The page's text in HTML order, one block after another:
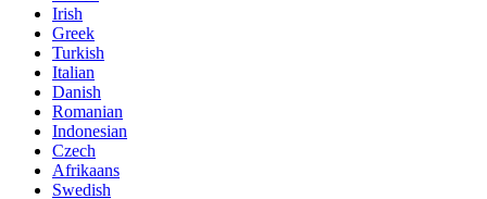
Irish
Greek
Turkish
Italian
Danish
Romanian
Indonesian
Czech
Afrikaans
Swedish